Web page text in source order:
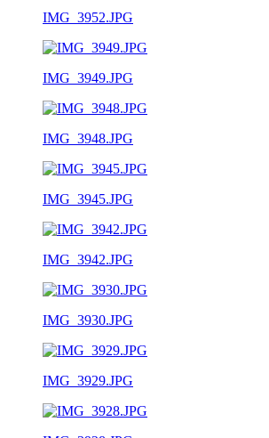
IMG_3952.JPG
IMG_3949.JPG
IMG_3948.JPG
IMG_3945.JPG
IMG_3942.JPG
IMG_3930.JPG
IMG_3929.JPG